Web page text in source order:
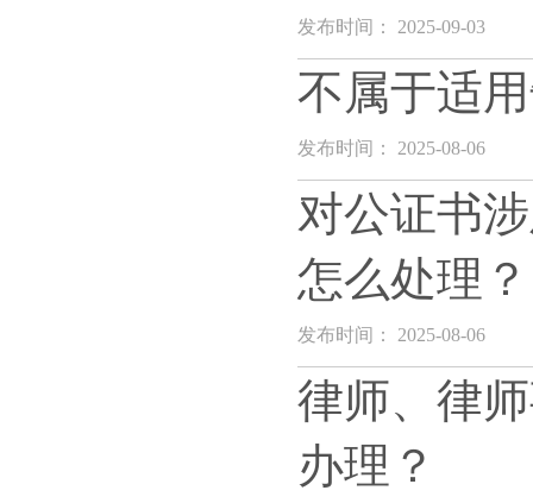
发布时间： 2025-09-03
不属于适
发布时间： 2025-08-06
对公证书
怎么处理？
发布时间： 2025-08-06
律师、律
办理？